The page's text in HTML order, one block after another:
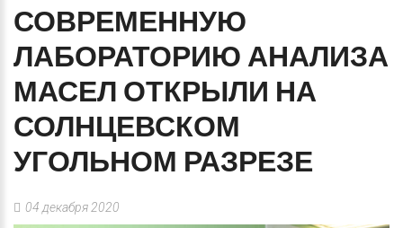
СОВРЕМЕННУЮ
ЛАБОРАТОРИЮ АНАЛИЗА
МАСЕЛ ОТКРЫЛИ НА
СОЛНЦЕВСКОМ
УГОЛЬНОМ РАЗРЕЗЕ
04 декабря 2020